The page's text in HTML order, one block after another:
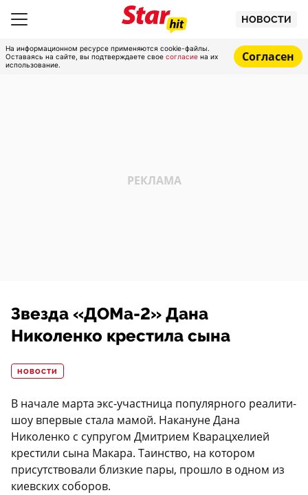
НОВОСТИ
На информационном ресурсе применяются cookie-файлы.
Оставаясь на сайте, вы подтверждаете свое согласие на их
использование.
Согласен
Звезда «ДОМа-2» Дана
Николенко крестила сына
НОВОСТИ
В начале марта экс-участница популярного реалити-
шоу впервые стала мамой. Накануне Дана
Николенко с супругом Дмитрием Кварацхелией
крестили сына Макара. Таинство, на котором
присутствовали близкие пары, прошло в одном из
киевских соборов.